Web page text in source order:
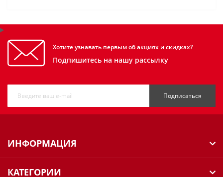
Хотите узнавать первым об акциях и скидках?
Подпишитесь на нашу рассылку
Подписаться
ИНФОРМАЦИЯ
КАТЕГОРИИ